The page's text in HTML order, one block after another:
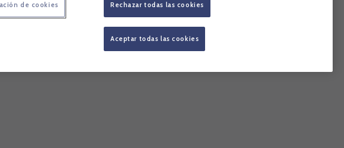
Rechazar todas las cookies
Aceptar todas las cookies
de cookies